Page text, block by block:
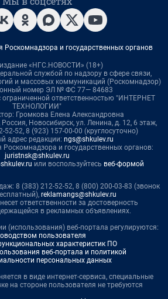
Роскомнадзора и государственных органов
«НГС.НОВОСТИ» (18+)
службой по надзору в сфере связи,
и массовых коммуникаций (Роскомнадзор)
номер ЭЛ № ФС 77— 84683
ограниченной ответственностью "ИНТЕРНЕТ
ТЕХНОЛОГИИ"
Громкова Елена Александровна
Новосибирск, ул. Ленина, д. 12, 6 этаж,
52-52, 8 (923) 157-00-00 (круглосуточно)
адрес редакции: ngs@shkulev.ru
и государственных органов:
juristnsk@shkulev.ru
или воспользуйтесь веб-формой
8 (383) 212-52-52, 8 (800) 200-03-83 (звонок
reklamangs@shkulev.ru
ответственности за достоверность
в рекламных объявлениях.
(использования) веб-портала регулируются:
пользователя
характеристик ПО
веб-портала и политикой
персональных данных
в виде интернет-сервиса, специальные
на стороне пользователя не требуются